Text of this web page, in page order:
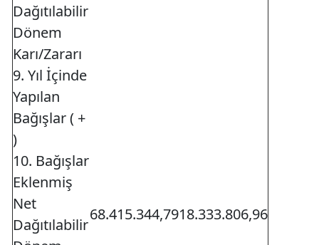
Dağıtılabilir
Dönem
Karı/Zararı
9. Yıl İçinde
Yapılan
Bağışlar ( +
)
10. Bağışlar
Eklenmiş
Net
Dağıtılabilir
68.415.344,7918.333.806,96